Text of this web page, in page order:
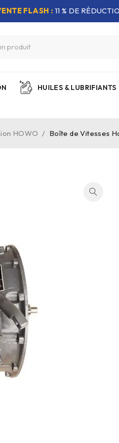
FLASH : 11 % DE
HUILES & LUBRIFIANTS
HOWO / Boîte de Vitesses